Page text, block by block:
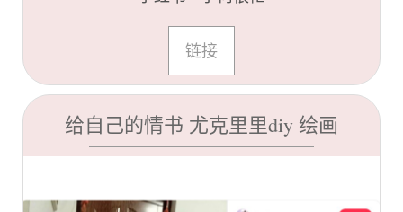
链接
给自己的情书 尤克里里diy 绘画